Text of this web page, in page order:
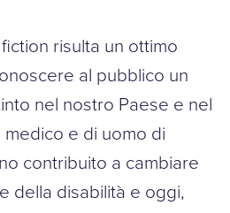
risulta un ottimo
al pubblico un
nel nostro Paese e nel
e di uomo di
contribuito a cambiare
della disabilità e oggi,